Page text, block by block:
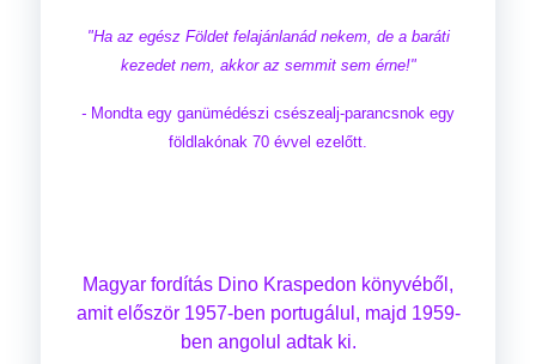
"Ha az egész Földet felajánlanád nekem, de a baráti
kezedet nem, akkor az semmit sem érne!"
- Mondta egy ganümédészi csészealj-parancsnok egy
földlakónak 70 évvel ezelőtt.
Magyar fordítás Dino Kraspedon könyvéből,
amit először 1957-ben portugálul, majd 1959-
ben angolul adtak ki.